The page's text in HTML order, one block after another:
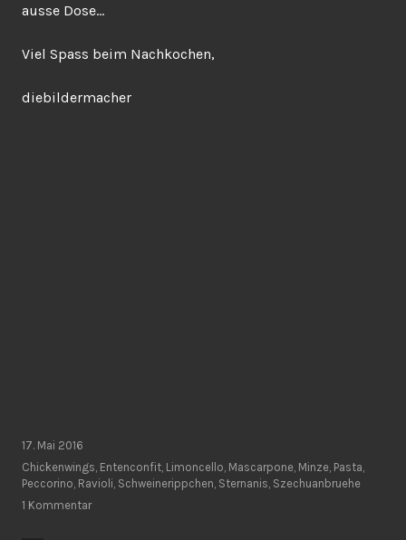
ausse Dose…
Viel Spass beim Nachkochen,
diebildermacher
17. Mai 2016
Chickenwings, Entenconfit, Limoncello, Mascarpone, Minze, Pasta,
Peccorino, Ravioli, Schweinerippchen, Sternanis, Szechuanbruehe
1 Kommentar